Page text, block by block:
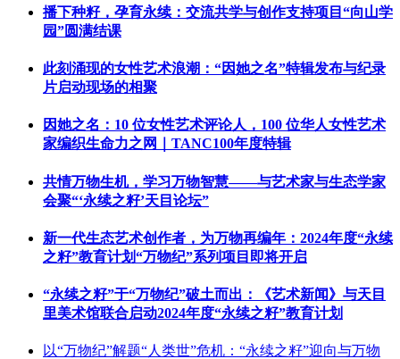
播下种籽，孕育永续：交流共学与创作支持项目“向山学
园”圆满结课
此刻涌现的女性艺术浪潮：“因她之名”特辑发布与纪录
片启动现场的相聚
因她之名：10 位女性艺术评论人，100 位华人女性艺术
家编织生命力之网｜TANC100年度特辑
共情万物生机，学习万物智慧——与艺术家与生态学家
会聚“‘永续之籽’天目论坛”
新一代生态艺术创作者，为万物再编年：2024年度“永续
之籽”教育计划“万物纪”系列项目即将开启
“永续之籽”于“万物纪”破土而出：《艺术新闻》与天目
里美术馆联合启动2024年度“永续之籽”教育计划
以“万物纪”解题“人类世”危机：“永续之籽”迎向与万物